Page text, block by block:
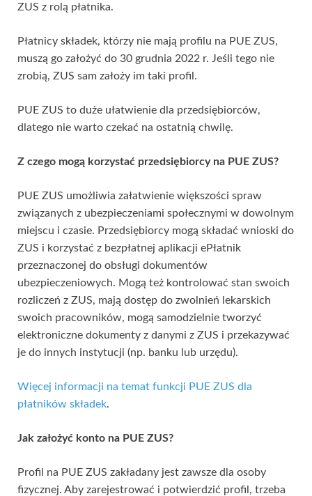
ZUS z rolą płatnika.
Płatnicy składek, którzy nie mają profilu na PUE ZUS,
muszą go założyć do 30 grudnia 2022 r. Jeśli tego nie
zrobią, ZUS sam założy im taki profil.
PUE ZUS to duże ułatwienie dla przedsiębiorców,
dlatego nie warto czekać na ostatnią chwilę.
Z czego mogą korzystać przedsiębiorcy na PUE ZUS?
PUE ZUS umożliwia załatwienie większości spraw
związanych z ubezpieczeniami społecznymi w dowolnym
miejscu i czasie. Przedsiębiorcy mogą składać wnioski do
ZUS i korzystać z bezpłatnej aplikacji ePłatnik
przeznaczonej do obsługi dokumentów
ubezpieczeniowych. Mogą też kontrolować stan swoich
rozliczeń z ZUS, mają dostęp do zwolnień lekarskich
swoich pracowników, mogą samodzielnie tworzyć
elektroniczne dokumenty z danymi z ZUS i przekazywać
je do innych instytucji (np. banku lub urzędu).
Więcej informacji na temat funkcji PUE ZUS dla
płatników składek.
Jak założyć konto na PUE ZUS?
Profil na PUE ZUS zakładany jest zawsze dla osoby
fizycznej. Aby zarejestrować i potwierdzić profil, trzeba